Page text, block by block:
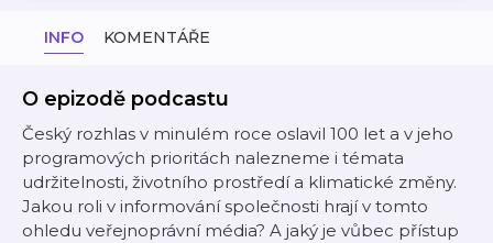
INFO KOMENTÁŘE
O epizodě podcastu
Český rozhlas v minulém roce oslavil 100 let a v jeho
programových prioritách nalezneme i témata
udržitelnosti, životního prostředí a klimatické změny.
Jakou roli v informování společnosti hrají v tomto
ohledu veřejnoprávní média? A jaký je vůbec přístup